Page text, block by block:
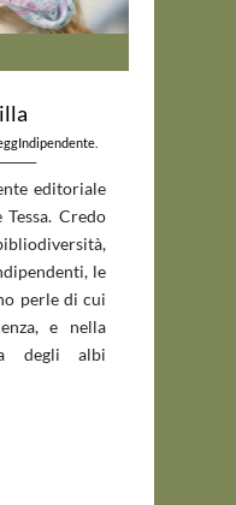
editoriale
Credo
le
perle di cui
e nella
degli albi